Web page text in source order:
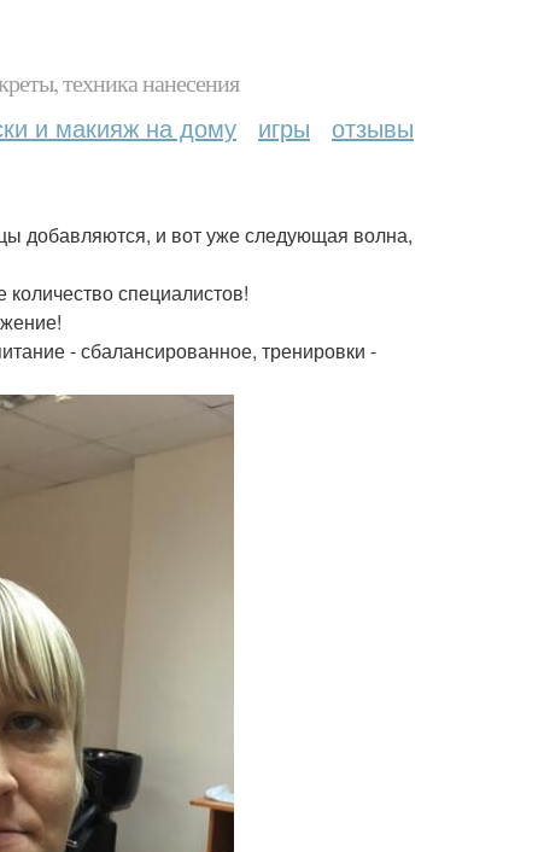
техника нанесения
и макияж на дому игры отзывы
добавляются, и вот уже следующая волна,
специалистов!
- сбалансированное, тренировки -